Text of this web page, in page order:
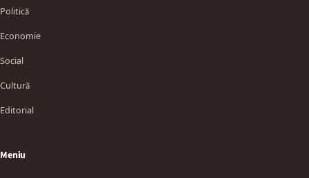
Politică
Economie
Social
Cultură
Editorial
Meniu